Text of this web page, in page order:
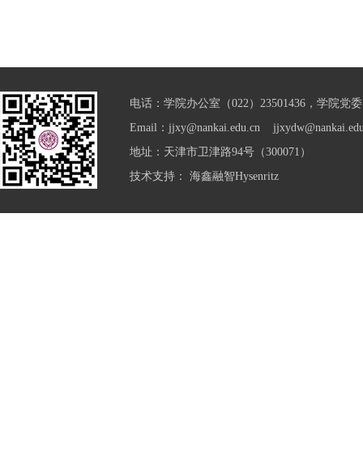
电话：学院办公室（022）23501436，学院党
Email：jjxy@nankai.edu.cn
地址：天津市卫津路94号（300071）
技术支持： 海鑫融智Hysenritz